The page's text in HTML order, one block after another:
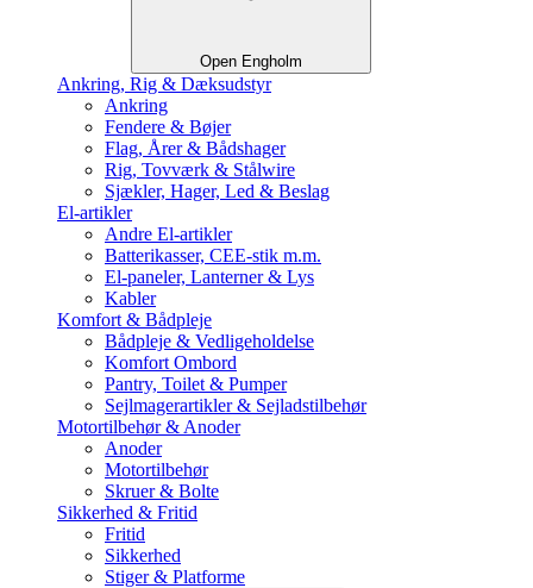
Open Engholm
Ankring, Rig & Dæksudstyr
Ankring
Fendere & Bøjer
Flag, Årer & Bådshager
Rig, Tovværk & Stålwire
Sjækler, Hager, Led & Beslag
El-artikler
Andre El-artikler
Batterikasser, CEE-stik m.m.
El-paneler, Lanterner & Lys
Kabler
Komfort & Bådpleje
Bådpleje & Vedligeholdelse
Komfort Ombord
Pantry, Toilet & Pumper
Sejlmagerartikler & Sejladstilbehør
Motortilbehør & Anoder
Anoder
Motortilbehør
Skruer & Bolte
Sikkerhed & Fritid
Fritid
Sikkerhed
Stiger & Platforme